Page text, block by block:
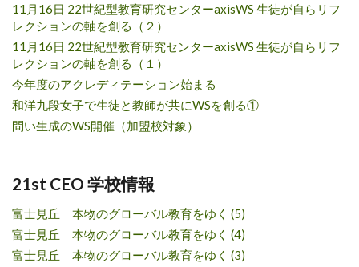
11月16日 22世紀型教育研究センターaxisWS 生徒が自らリフ
レクションの軸を創る（２）
11月16日 22世紀型教育研究センターaxisWS 生徒が自らリフ
レクションの軸を創る（１）
今年度のアクレディテーション始まる
和洋九段女子で生徒と教師が共にWSを創る①
問い生成のWS開催（加盟校対象）
21st CEO 学校情報
富士見丘 本物のグローバル教育をゆく (5)
富士見丘 本物のグローバル教育をゆく (4)
富士見丘 本物のグローバル教育をゆく (3)